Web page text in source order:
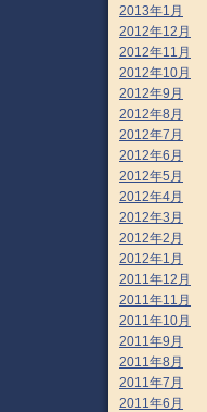
2013年1月
2012年12月
2012年11月
2012年10月
2012年9月
2012年8月
2012年7月
2012年6月
2012年5月
2012年4月
2012年3月
2012年2月
2012年1月
2011年12月
2011年11月
2011年10月
2011年9月
2011年8月
2011年7月
2011年6月